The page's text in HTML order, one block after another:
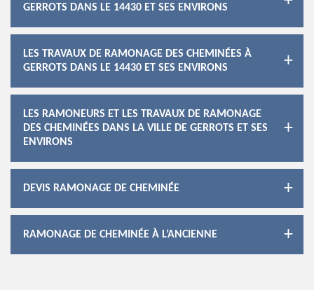
GERROTS DANS LE 14430 ET SES ENVIRONS
LES TRAVAUX DE RAMONAGE DES CHEMINÉES À
GERROTS DANS LE 14430 ET SES ENVIRONS
LES RAMONEURS ET LES TRAVAUX DE RAMONAGE
DES CHEMINÉES DANS LA VILLE DE GERROTS ET SES
ENVIRONS
DEVIS RAMONAGE DE CHEMINÉE
RAMONAGE DE CHEMINÉE À L’ANCIENNE